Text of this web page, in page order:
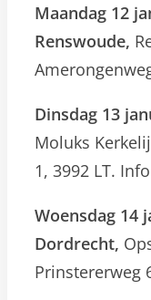
Maandag 12
Renswoude,
Dinsdag 13
Moluks
1, 3992 LT.
Woensdag 14
Dordrecht,
Prinstererweg